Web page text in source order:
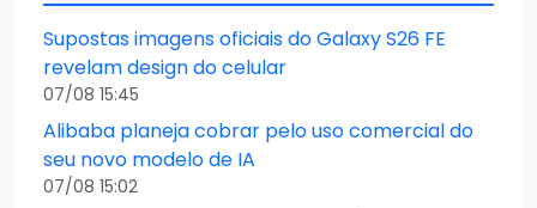
Supostas imagens oficiais do Galaxy S26 FE
revelam design do celular
07/08 15:45
Alibaba planeja cobrar pelo uso comercial do
seu novo modelo de IA
07/08 15:02